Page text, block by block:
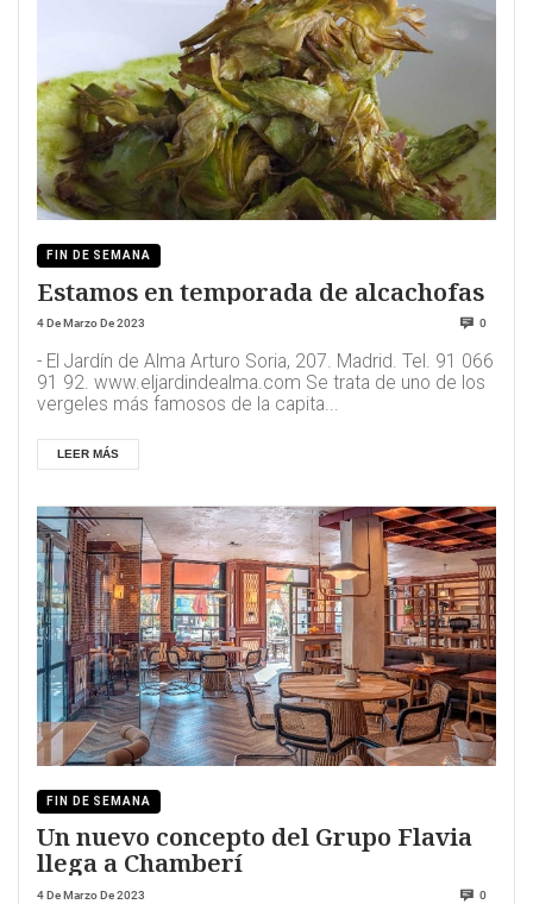
FIN DE SEMANA
Estamos en temporada de alcachofas
4 De Marzo De 2023 0
- El Jardín de Alma Arturo Soria, 207. Madrid. Tel. 91 066
91 92. www.eljardindealma.com Se trata de uno de los
vergeles más famosos de la capita...
LEER MÁS
FIN DE SEMANA
Un nuevo concepto del Grupo Flavia
llega a Chamberí
4 De Marzo De 2023 0